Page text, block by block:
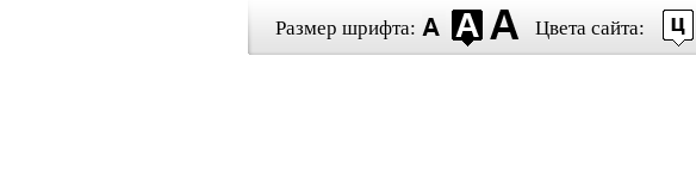
Размер шрифта: Цвета сайта: